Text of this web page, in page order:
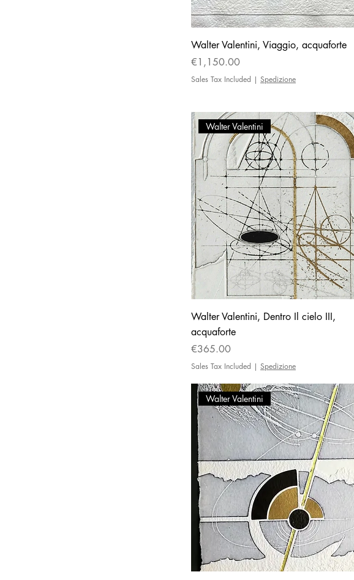
Walter Valentini, Viaggio, acquaforte
Price
€1,150.00
Sales Tax Included | Spedizione
Walter Valentini
Walter Valentini, Dentro Il cielo III,
acquaforte
Price
€365.00
Sales Tax Included | Spedizione
Walter Valentini